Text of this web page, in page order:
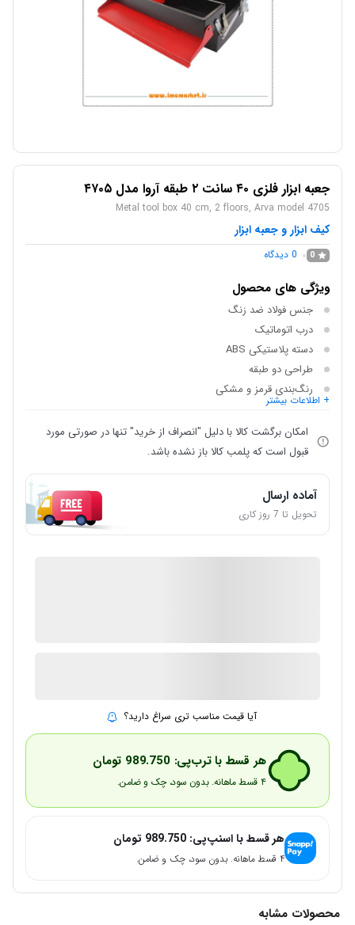
جعبه ابزار فلزی ۴۰ سانت ۲ طبقه آروا مدل ۴۷۰۵
Metal tool box 40 cm, 2 floors, Arva model 4705
کیف ابزار و جعبه ابزار
0
0 دیدگاه
ویژگی های محصول
جنس فولاد ضد زنگ
درب اتوماتیک
دسته پلاستیکی ABS
طراحی دو طبقه
رنگ‌بندی قرمز و مشکی
+ اطلاعات بیشتر
امکان برگشت کالا با دلیل "انصراف از خرید" تنها در صورتی مورد
قبول است که پلمب کالا باز نشده باشد.
آماده ارسال
تحویل تا 7 روز کاری
آیا قیمت مناسب تری سراغ دارید؟
هر قسط با ترب‌پی: 989.750 تومان
۴ قسط ماهانه. بدون سود، چک و ضامن.
هر قسط با اسنپ‌پی: 989.750 تومان
۴ قسط ماهانه. بدون سود، چک و ضامن.
محصولات مشابه